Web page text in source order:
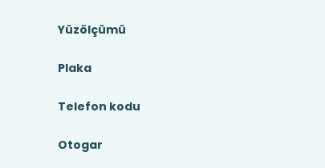
Yüzölçümü
Plaka
Telefon kodu
Otogar